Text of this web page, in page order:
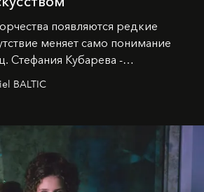
появляются редкие
меняет само понимание
Стефания Кубарева -
украшает обложки
2025, представляет собой
современной культуры.
BALTIC